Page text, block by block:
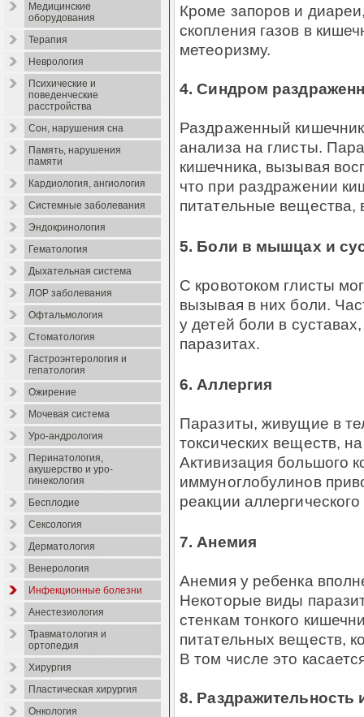
Медицинские
оборудования
Терапия
Неврология
Психические и
поведенческие
расстройства
Сон, нарушения сна
Память, нарушения
памяти
Кардиология, ангиология
Системные заболевания
Эндокринология
Гематология
Дыхательная система
ЛОР заболевания
Офтальмология
Стоматология
Гастроэнтерология и
гепатология
Ожирение
Мочевая система
Уро-андрология
Перинатология,
акушерство и уро-
гинекология
Бесплодие
Сексология
Дерматология
Венерология
Инфекционные болезни
Анестезиология
Травматология и
ортопедия
Хирургия
Пластическая хирургия
Онкология
Кроме запоров и
скопления газов в
метеоризму.
4. Синдром
Раздраженный
анализа на глисты.
кишечника, вызывая
что при раздражении
питательные
5. Боли в мышцах и
С кровотоком глисты
вызывая в них боли.
у детей боли в
паразитах.
6. Аллергия
Паразиты, живущие в
токсических веществ,
Активизация большого
иммуноглобулинов
реакции
7. Анемия
Анемия у ребенка
Некоторые виды
стенкам тонкого
питательных веществ,
В том числе это
8. Раздражительность